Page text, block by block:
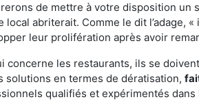
de mettre à votre disposition un
abriterait. Comme le dit l’adage,
leur prolifération après avoir
les restaurants, ils se
solutions en termes de dératisation,
qualifiés et expérimentés dans